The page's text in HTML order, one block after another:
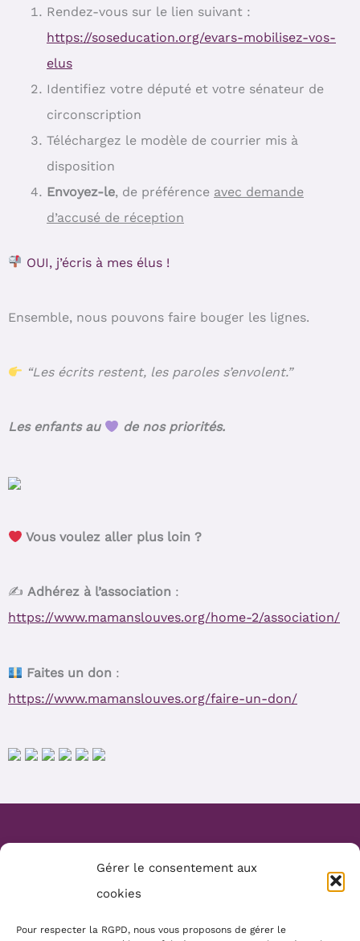
Gérer le consentement aux
cookies
Pour respecter la RGPD, nous vous proposons de gérer le
Rendez-vous sur le lien suivant :
https://soseducation.org/evars-mobilisez-vos-
elus
Identifiez votre député et votre sénateur de
circonscription
Téléchargez le modèle de courrier mis à
disposition
Envoyez-le, de préférence avec demande
d’accusé de réception
OUI, j’écris à mes élus !
Ensemble, nous pouvons faire bouger les lignes.
“Les écrits restent, les paroles s’envolent.”
Les enfants au de nos priorités.
Vous voulez aller plus loin ?
✍️ Adhérez à l’association :
https://www.mamanslouves.org/home-2/association/
Faites un don :
https://www.mamanslouves.org/faire-un-don/
Website Création :Mélanie Parmentier
Copyright © 2026 Mamans Louves
Mentions :